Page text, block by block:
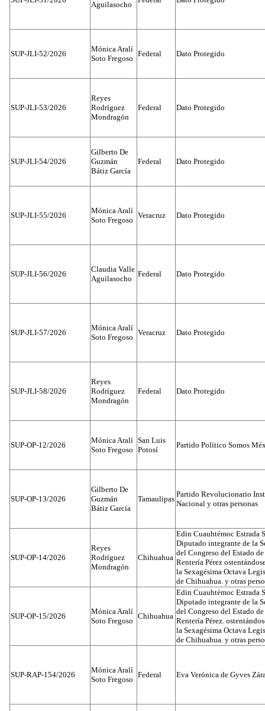
Aguilasocho
SUP-JLI-52/2026
Mónica Aralí
Soto Fregoso
Federal Dato Protegido
SUP-JLI-53/2026
Reyes
Rodríguez
Mondragón
Federal Dato Protegido
SUP-JLI-54/2026
Gilberto De
Guzmán
Bátiz García
Federal Dato Protegido
SUP-JLI-55/2026
Mónica Aralí
Soto Fregoso
Veracruz Dato Protegido
SUP-JLI-56/2026
Claudia Valle
Aguilasocho
Federal Dato Protegido
SUP-JLI-57/2026
Mónica Aralí
Soto Fregoso
Veracruz Dato Protegido
SUP-JLI-58/2026
Reyes
Rodríguez
Mondragón
Federal Dato Protegido
SUP-OP-12/2026
Mónica Aralí
Soto Fregoso
San Luis
Potosí
Partido Político Somos
SUP-OP-13/2026
Gilberto De
Guzmán
Bátiz García
Tamaulipas
Partido Revolucionario
Nacional y otras personas
SUP-OP-14/2026
Reyes
Rodríguez
Mondragón
Chihuahua
Edin Cuauhtémoc Estrada
Diputado integrante de la
del Congreso del Estado
Rentería Pérez
la Sexagésima Octava
de Chihuahua. y otras
SUP-OP-15/2026
Mónica Aralí
Soto Fregoso
Chihuahua
Edin Cuauhtémoc Estrada
Diputado integrante de la
del Congreso del Estado
Rentería Pérez.
la Sexagésima Octava
de Chihuahua. y otras
SUP-RAP-154/2026
Mónica Aralí
Soto Fregoso
Federal Eva Verónica de Gyves